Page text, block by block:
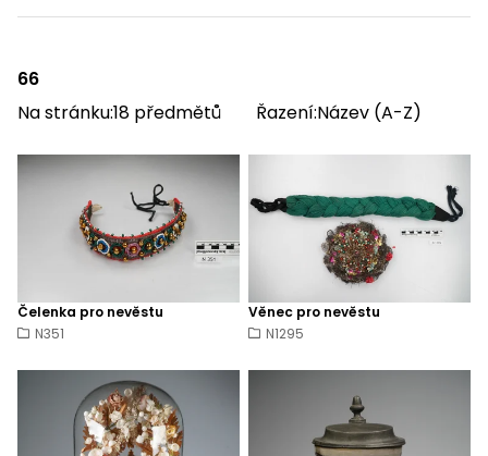
66
Na stránku:18 předmětů Řazení:Název (A-Z)
Čelenka pro nevěstu
N351
Věnec pro nevěstu
N1295